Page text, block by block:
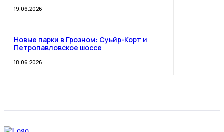
19.06.2026
Новые парки в Грозном: Суьйр-Корт и
Петропавловское шоссе
18.06.2026